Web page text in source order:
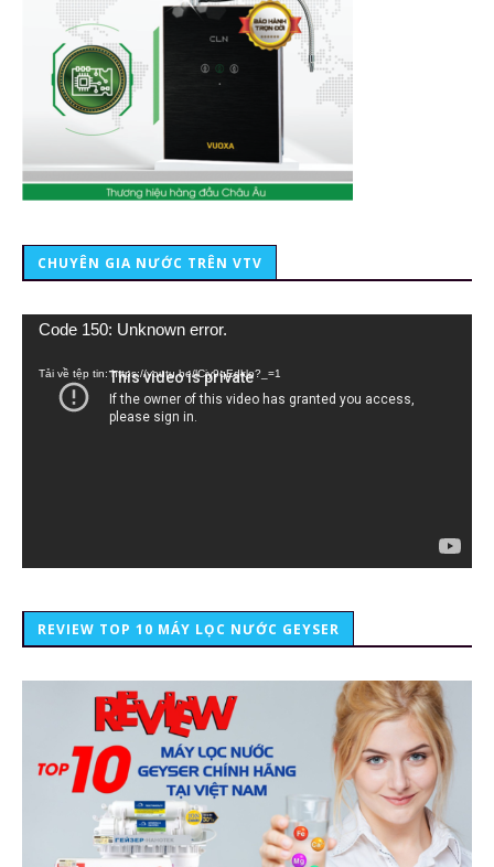
CHUYÊN GIA NƯỚC TRÊN VTV
Trình
Code 150: Unknown error.
Tải về tệp tin: https://youtu.be/lCiy9qEdklo?_=1
REVIEW TOP 10 MÁY LỌC NƯỚC GEYSER